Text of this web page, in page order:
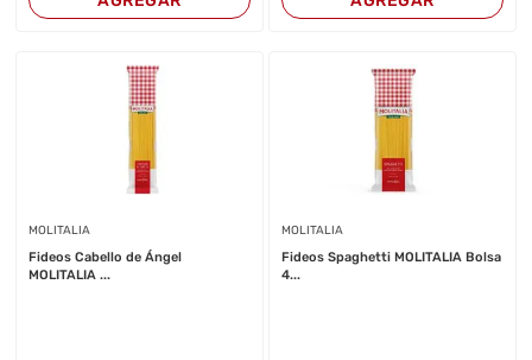
MOLITALIA
Fideos Cabello de Ángel
MOLITALIA ...
MOLITALIA
Fideos Spaghetti MOLITALIA Bolsa
4...